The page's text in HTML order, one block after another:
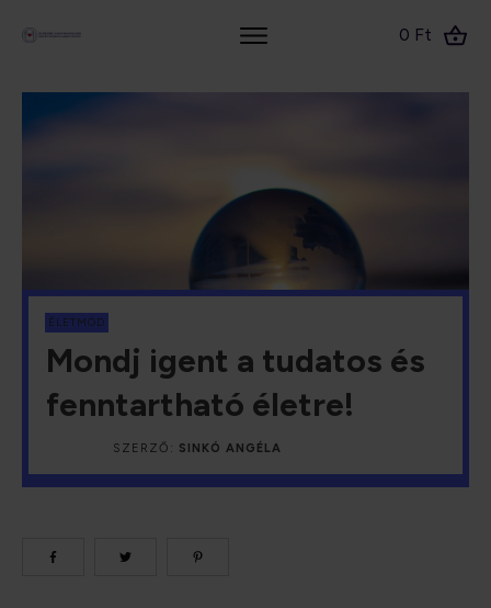
0 Ft
ÉLETMÓD
Mondj igent a tudatos és
fenntartható életre!
SZERZŐ: SINKÓ ANGÉLA